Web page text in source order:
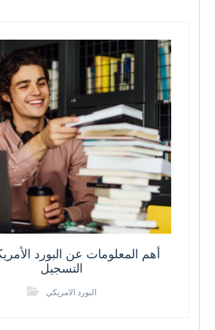
أهم المعلومات عن البورد
التسجيل
البورد الامريكي